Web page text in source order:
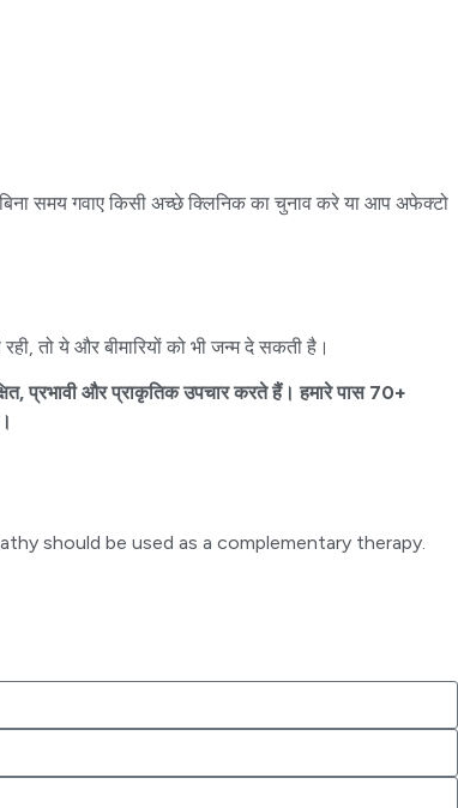
समय गवाए किसी अच्छे क्लिनिक का चुनाव करे या आप अफेक्टो
तो ये और बीमारियों को भी जन्म दे सकती है।
प्रभावी और प्राकृतिक उपचार करते हैं। हमारे पास 70+
should be used as a complementary therapy.